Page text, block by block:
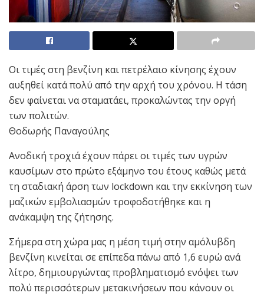
Οι τιμές στη βενζίνη και πετρέλαιο κίνησης έχουν
αυξηθεί κατά πολύ από την αρχή του χρόνου. Η τάση
δεν φαίνεται να σταματάει, προκαλώντας την οργή
των πολιτών.
Θοδωρής Παναγούλης
Ανοδική τροχιά έχουν πάρει οι τιμές των υγρών
καυσίμων στο πρώτο εξάμηνο του έτους καθώς μετά
τη σταδιακή άρση των lockdown και την εκκίνηση των
μαζικών εμβολιασμών τροφοδοτήθηκε και η
ανάκαμψη της ζήτησης.
Σήμερα στη χώρα μας η μέση τιμή στην αμόλυβδη
βενζίνη κινείται σε επίπεδα πάνω από 1,6 ευρώ ανά
λίτρο, δημιουργώντας προβληματισμό ενόψει των
πολύ περισσότερων μετακινήσεων που κάνουν οι